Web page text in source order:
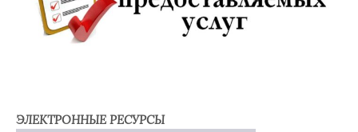
ЭЛЕКТРОННЫЕ РЕСУРСЫ